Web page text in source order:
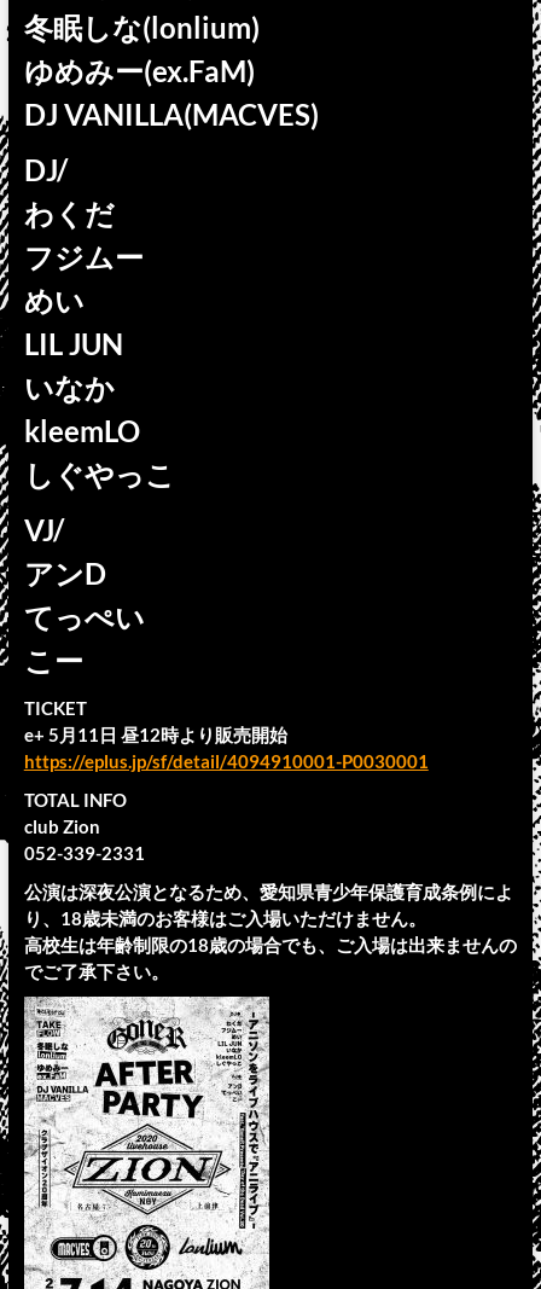
冬眠しな(lonlium)
ゆめみー(ex.FaM)
DJ VANILLA(MACVES)
DJ/
わくだ
フジムー
めい
LIL JUN
いなか
kleemLO
しぐやっこ
VJ/
アンD
てっぺい
こー
TICKET
e+ 5月11日 昼12時より販売開始
https://eplus.jp/sf/detail/4094910001-P0030001
TOTAL INFO
club Zion
052-339-2331
公演は深夜公演となるため、愛知県青少年保護育成条例によ
り、18歳未満のお客様はご入場いただけません。
高校生は年齢制限の18歳の場合でも、ご入場は出来ませんの
でご了承下さい。